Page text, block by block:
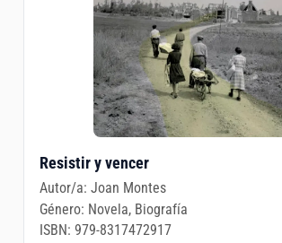
Resistir y vencer
Autor/a:Joan Montes
Género: Novela, Biografía
ISBN: 979-8317472917